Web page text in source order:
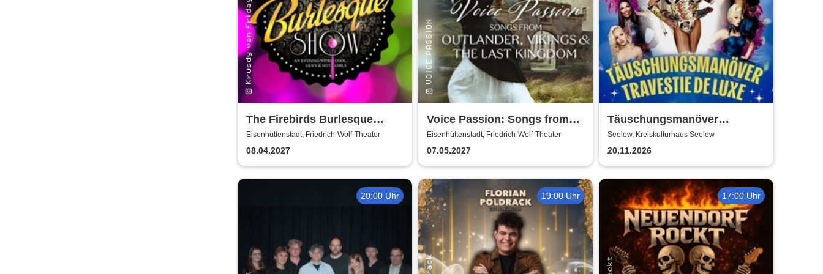
The Firebirds Burlesque
Show 2027
Eisenhüttenstadt, Friedrich-Wolf-Theater
08.04.2027
Voice Passion: Songs from
Outlander, Vikings & The Last
Kingdom
Eisenhüttenstadt, Friedrich-Wolf-Theater
07.05.2027
Täuschungsmanöver
Travestie Show | Travestie de
Luxe
Seelow, Kreiskulturhaus Seelow
20.11.2026
20:00 Uhr 19:00 Uhr 17:00 Uhr